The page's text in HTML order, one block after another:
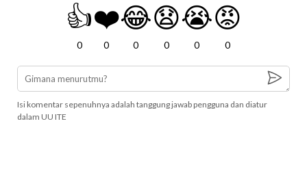
👍
0
❤️
0
😂
0
😧
0
😭
0
😡
0
Isi komentar sepenuhnya adalah tanggung jawab pengguna dan diatur
dalam UU ITE